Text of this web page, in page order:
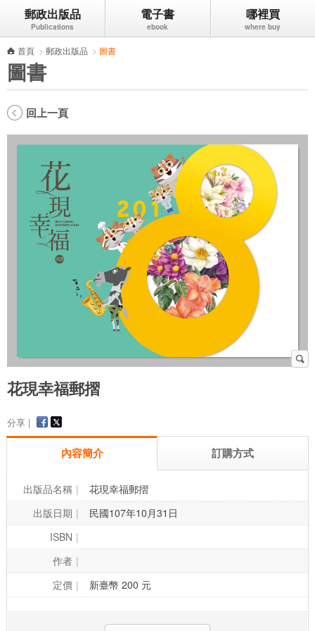
跳到主要內容區塊
郵政出版品 電子書 哪裡買
首頁 > 郵政出版品 > 圖書
圖書
回上一頁
花現幸福郵摺
分享 |
內容簡介 訂購方式
出版品名稱
花現幸福郵摺
出版日期
民國107年10月31日
ISBN
作者
定價
新臺幣 200 元